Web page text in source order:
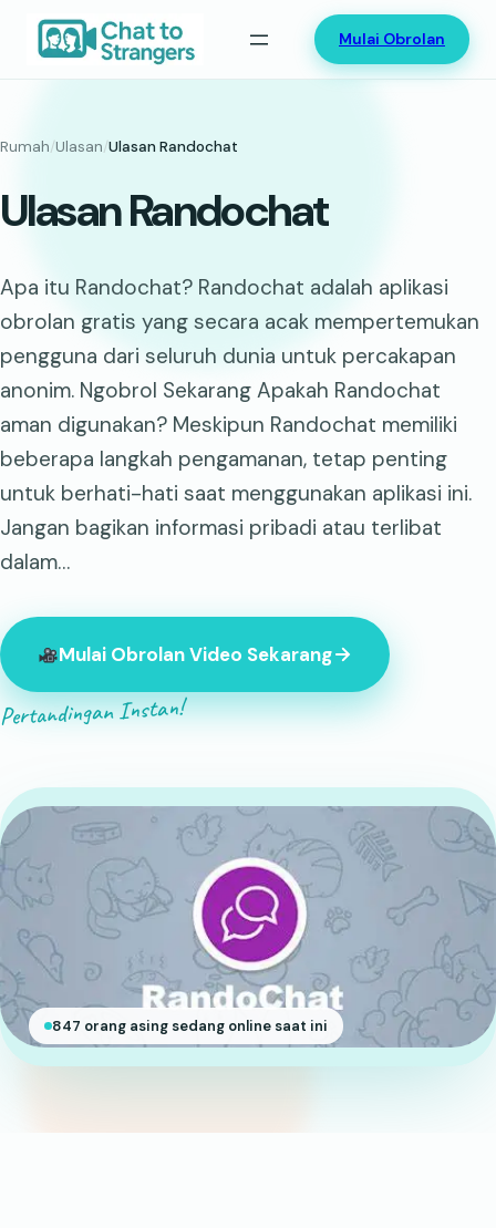
Lewati
Mulai Obrolan
Rumah/Ulasan/Ulasan Randochat
Ulasan Randochat
Apa itu Randochat? Randochat adalah aplikasi
obrolan gratis yang secara acak mempertemukan
pengguna dari seluruh dunia untuk percakapan
anonim. Ngobrol Sekarang Apakah Randochat
aman digunakan? Meskipun Randochat memiliki
beberapa langkah pengamanan, tetap penting
untuk berhati-hati saat menggunakan aplikasi ini.
Jangan bagikan informasi pribadi atau terlibat
dalam…
Mulai Obrolan Video Sekarang
Pertandingan Instan!
847 orang asing sedang online saat ini